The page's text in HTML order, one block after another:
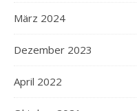
März 2024
Dezember 2023
April 2022